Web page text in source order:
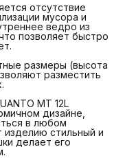
отсутствие
мусора и
ведро из
позволяет быстро
размеры (высота
разместить
MT 12L
дизайне,
в любом
изделию стильный и
делает его